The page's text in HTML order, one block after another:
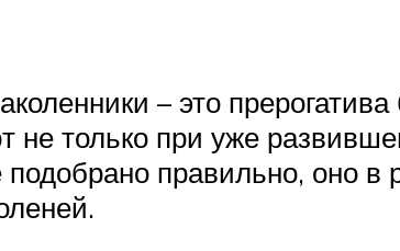
– это
не только при уже
правильно, оно